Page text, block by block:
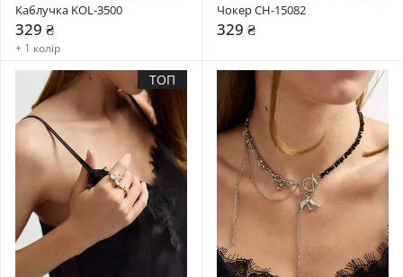
Каблучка KOL-3500
329 ₴
+ 1 колір
Чокер CH-15082
329 ₴
ТОП